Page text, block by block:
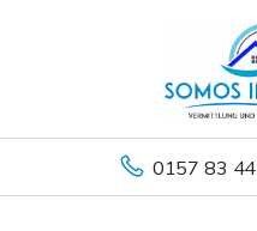
0157 83